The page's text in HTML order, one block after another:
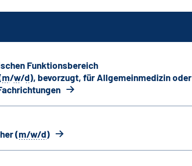
Funktionsbereich
m/w/d), bevorzugt, für Allgemeinmedizin oder
(m/w/d)